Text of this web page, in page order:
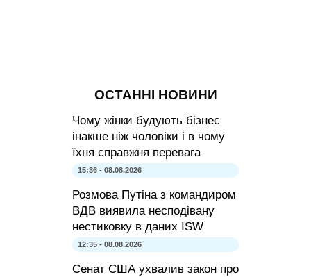
ОСТАННІ НОВИНИ
Чому жінки будують бізнес
інакше ніж чоловіки і в чому
їхня справжня перевага
15:36 - 08.08.2026
Розмова Путіна з командиром
ВДВ виявила несподівану
нестиковку в даних ISW
12:35 - 08.08.2026
Сенат США ухвалив закон про